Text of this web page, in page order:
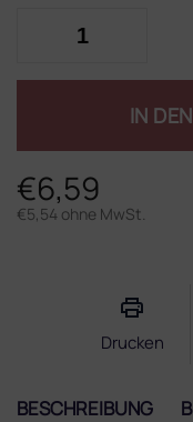
€6,59
€5,54 ohne MwSt.
IN
Drucken
BESCHREIBUNG